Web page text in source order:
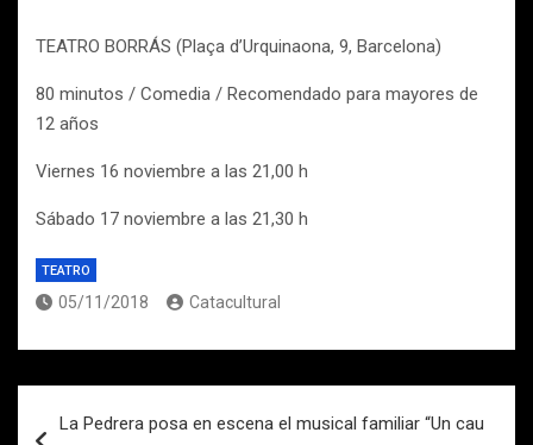
TEATRO BORRÁS (Plaça d’Urquinaona, 9, Barcelona)
80 minutos / Comedia / Recomendado para mayores de
12 años
Viernes 16 noviembre a las 21,00 h
Sábado 17 noviembre a las 21,30 h
TEATRO
05/11/2018 Catacultural
La Pedrera posa en escena el musical familiar “Un cau